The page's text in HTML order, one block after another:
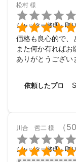
松村 様


シャッター修理・取
価格も良心的で、
また何か有ればお
ありがとうござい
依頼したプロ
川合 哲二 様 （


シャッター修理・取